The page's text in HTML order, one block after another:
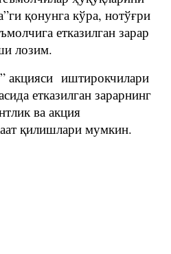
қонунга кўра, нотўғри
етказилган зарар
лозим.
акцияси иштирокчилари
етказилган зарарнинг
ва акция
қилишлари мумкин.